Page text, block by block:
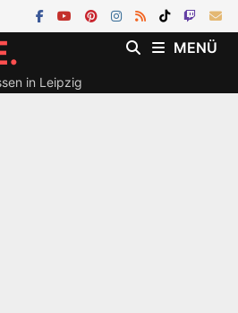
in Leipzig
MENÜ